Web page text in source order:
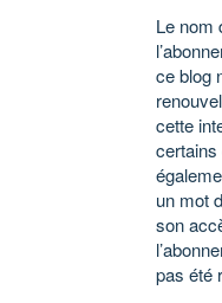
Le nom
ce blog
cette
certains
un mot
son
pas été